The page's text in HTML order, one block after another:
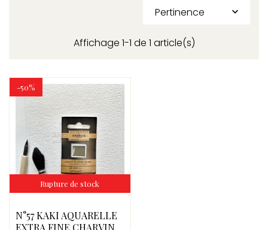
Pertinence 
Affichage 1-1 de 1 article(s)
-50%
Rupture de stock
N°57 KAKI AQUARELLE